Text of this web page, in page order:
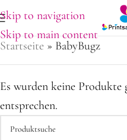
Skip to navigation
Skip to main content
Startseite » BabyBugz
Es wurden keine Produkte
entsprechen.